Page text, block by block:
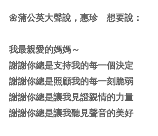
🌼蒲公英大聲說，惠珍　想要說：
我最親愛的媽媽～
謝謝你總是支持我的每一個決定
謝謝你總是照顧我的每一刻脆弱
謝謝你總是讓我見證親情的力量
謝謝你總是讓我聽見聲音的美好